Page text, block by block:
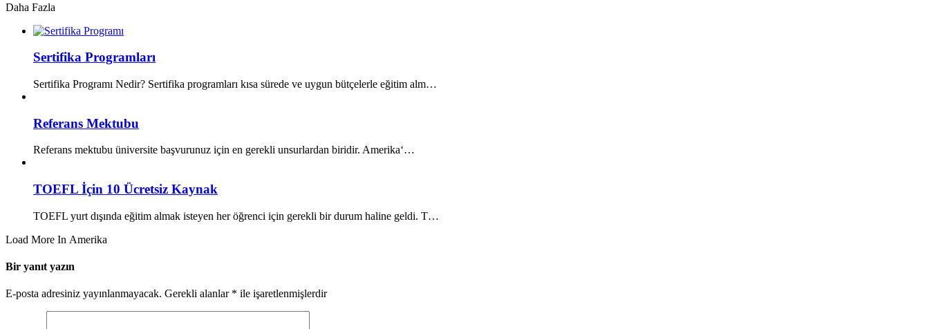
Daha Fazla
Sertifika Programları
Sertifika Programı Nedir? Sertifika programları kısa sürede ve uygun bütçelerle eğitim alm…
Referans Mektubu
Referans mektubu üniversite başvurunuz için en gerekli unsurlardan biridir. Amerika‘…
TOEFL İçin 10 Ücretsiz Kaynak
TOEFL yurt dışında eğitim almak isteyen her öğrenci için gerekli bir durum haline geldi. T…
Load More In Amerika
Bir yanıt yazın
E-posta adresiniz yayınlanmayacak. Gerekli alanlar * ile işaretlenmişlerdir